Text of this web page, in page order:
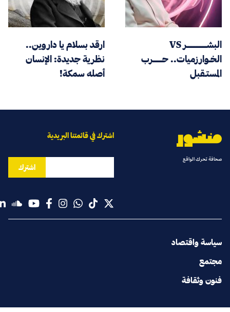
البشـــــــــــــر VS
الخـوارزميات.. حــــــرب
المستـقبل
ارقد بسلام يا داروين..
نظرية جديدة: الإنسان
أصله سمكة!
صحافة تحرك الواقع
سياسة واقتصاد
مجتمع
فنون وثقافة
اشترك في قائمتنا البريدية
اشترك